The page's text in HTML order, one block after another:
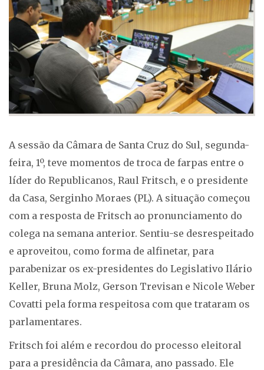
A sessão da Câmara de Santa Cruz do Sul, segunda-
feira, 1º, teve momentos de troca de farpas entre o
líder do Republicanos, Raul Fritsch, e o presidente
da Casa, Serginho Moraes (PL). A situação começou
com a resposta de Fritsch ao pronunciamento do
colega na semana anterior. Sentiu-se desrespeitado
e aproveitou, como forma de alfinetar, para
parabenizar os ex-presidentes do Legislativo Ilário
Keller, Bruna Molz, Gerson Trevisan e Nicole Weber
Covatti pela forma respeitosa com que trataram os
parlamentares.
Fritsch foi além e recordou do processo eleitoral
para a presidência da Câmara, ano passado. Ele